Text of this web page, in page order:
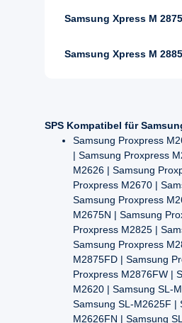
Samsung Xpress M
Samsung Xpress M 2885
SPS Kompatibel für
Samsung Proxpress
| Samsung Proxpress
M2626 | Samsung
Proxpress M2670 |
Samsung Proxpress
M2675N | Samsung
Proxpress M2825 |
Samsung Proxpress
M2875FD | Samsung
Proxpress M2876FW |
M2620 | Samsung SL-
Samsung SL-M2625F |
M2626FN | Samsung